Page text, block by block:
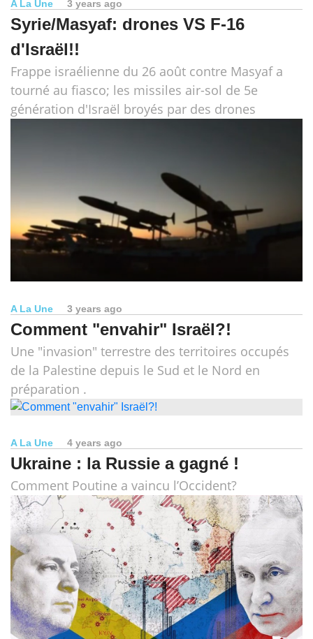
A La Une 3 years ago
Syrie/Masyaf: drones VS F-16
d'Israël!!
Frappe israélienne du 26 août contre Masyaf a
tourné au fiasco; les missiles air-sol de 5e
génération d'Israël broyés par des drones
A La Une 3 years ago
Comment "envahir" Israël?!
Une "invasion" terrestre des territoires occupés
de la Palestine depuis le Sud et le Nord en
préparation .
A La Une 4 years ago
Ukraine : la Russie a gagné !
Comment Poutine a vaincu l’Occident?